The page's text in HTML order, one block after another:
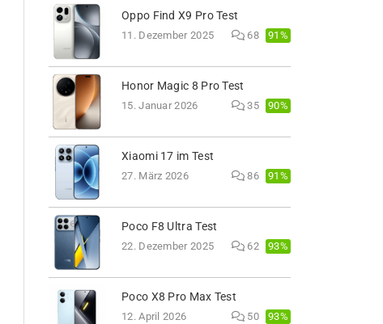
Oppo Find X9 Pro Test
11. Dezember 2025 68 91%
Honor Magic 8 Pro Test
15. Januar 2026 35 90%
Xiaomi 17 im Test
27. März 2026 86 91%
Poco F8 Ultra Test
22. Dezember 2025 62 93%
Poco X8 Pro Max Test
12. April 2026 50 93%